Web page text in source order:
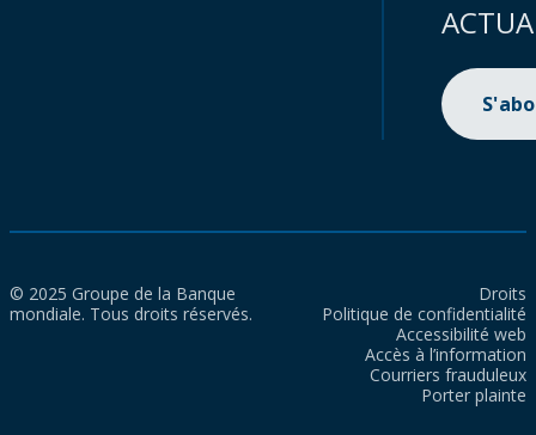
© 2025 Groupe de la Banque
mondiale. Tous droits réservés.
Droits
Politique de confidentialité
Accessibilité web
Accès à l’information
Courriers frauduleux
Porter plainte